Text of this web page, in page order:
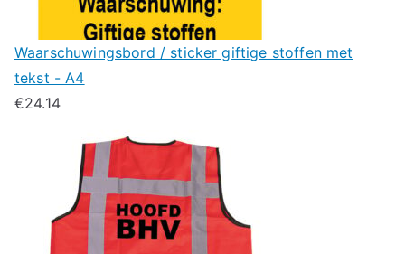
Waarschuwingsbord / sticker giftige stoffen met
tekst - A4
€24.14